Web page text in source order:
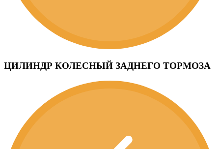
ЦИЛИНДР КОЛЕСНЫЙ ЗАДНЕГО ТОРМОЗА